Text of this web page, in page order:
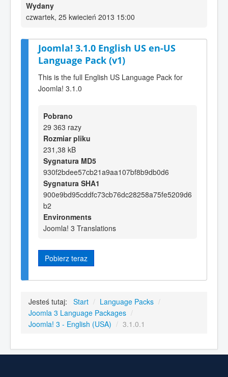
Wydany
czwartek, 25 kwiecień 2013 15:00
Joomla! 3.1.0 English US en-US
Language Pack (v1)
This is the full English US Language Pack for
Joomla! 3.1.0
Pobrano
29 363 razy
Rozmiar pliku
231,38 kB
Sygnatura MD5
930f2bdee57cb21a9aa107bf8b9db0d6
Sygnatura SHA1
900e9bd95cddfc73cb76dc28258a75fe5209d6
b2
Environments
Joomla! 3 Translations
Pobierz teraz
Jesteś tutaj: Start / Language Packs /
Joomla 3 Language Packages /
Joomla! 3 - English (USA) / 3.1.0.1